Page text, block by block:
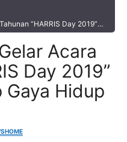
“HARRIS Day 2019”
Acara
Day 2019”
Hidup
HOME